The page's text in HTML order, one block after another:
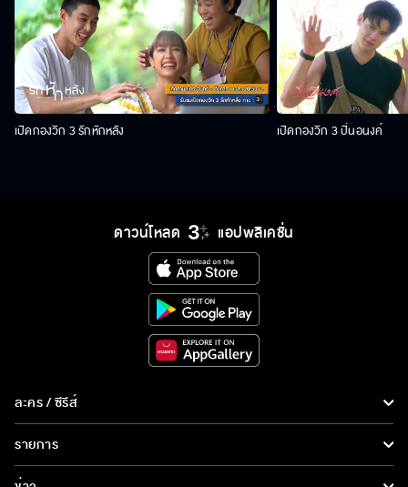
เปิดกองวิก 3 รักหักหลัง เปิดกองวิก 3 ปิ่นอนงค์
ดาวน์โหลด แอปพลิเคชั่น
ละคร / ซีรีส์
ละคร/ซีรีส์
ซีรีส์นานาชาติ
รายการ
รายการทั้งหมด